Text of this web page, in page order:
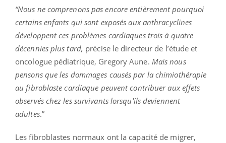
“Nous ne comprenons pas encore entièrement pourquoi
certains enfants qui sont exposés aux anthracyclines
développent ces problèmes cardiaques trois à quatre
décennies plus tard, précise le directeur de l’étude et
oncologue pédiatrique, Gregory Aune. Mais nous
pensons que les dommages causés par la chimiothérapie
au fibroblaste cardiaque peuvent contribuer aux effets
observés chez les survivants lorsqu'ils deviennent
adultes.”
Les fibroblastes normaux ont la capacité de migrer,